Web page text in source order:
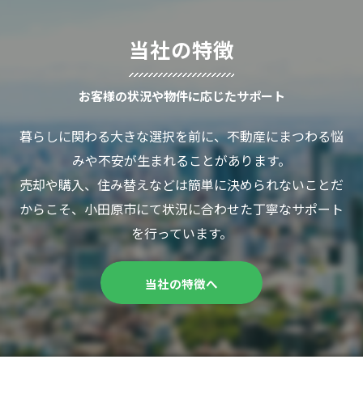
お客様の状況や物件に応じたサポート
当社の特徴
暮らしに関わる大きな選択を前に、不動産にまつわる悩
みや不安が生まれることがあります。
売却や購入、住み替えなどは簡単に決められないことだ
からこそ、小田原市にて状況に合わせた丁寧なサポート
を行っています。
当社の特徴へ